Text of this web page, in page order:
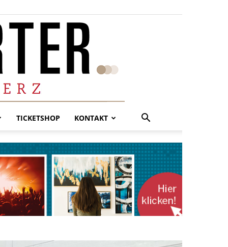
TICKETSHOP KONTAKT